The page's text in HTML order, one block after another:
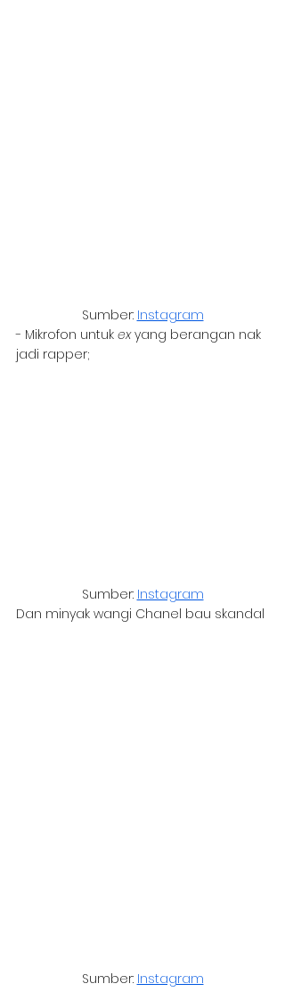
Sumber: Instagram
- Mikrofon untuk ex yang berangan nak
jadi rapper;
Sumber: Instagram
Dan minyak wangi Chanel bau skandal
Sumber: Instagram